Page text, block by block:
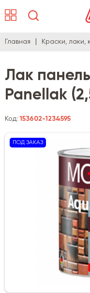
Главная Краски, лаки,
Лак
Panellak
Код:153602-1234595
ПОД ЗАКАЗ